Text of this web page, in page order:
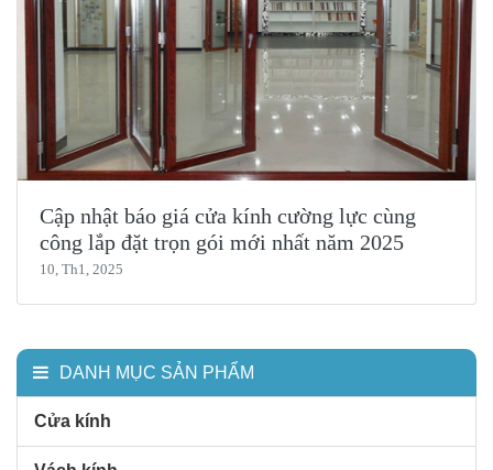
Cập nhật báo giá cửa kính cường lực cùng
công lắp đặt trọn gói mới nhất năm 2025
10, Th1, 2025
DANH MỤC SẢN PHẨM
Cửa kính